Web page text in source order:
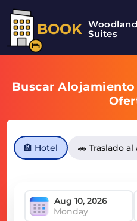
BOOK Suites
Buscar
🏨 Hotel 🚗 Traslado
Monday